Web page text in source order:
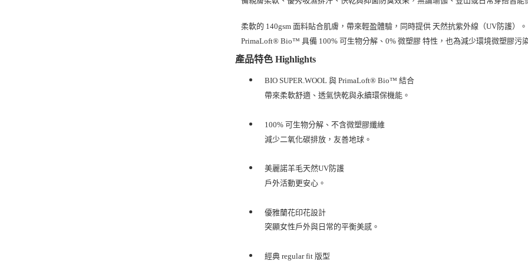
每筆
宅配出貨
每筆
柔軟的 140gsm 面料貼合肌膚，帶來輕盈體驗，同時提供天然抗紫外線（UV防護）
。
PrimaLoft® Bio™ 具備 100% 可生物分解、0% 微塑膠 特性，也為減少環境微塑膠污
產品特色 Highlights
BIO SUPER.WOOL 與 PrimaLoft® Bio™ 結合
帶來柔軟舒適、透氣快乾與永續環保機能。
100% 可生物分解、不含微塑膠纖維
減少二氧化碳排放，友善地球。
美麗諾羊毛天然UV防護
戶外活動更安心。
優雅蘭花印花設計
突顯女性戶外與日常的平衡美感。
經典 regular fit 版型